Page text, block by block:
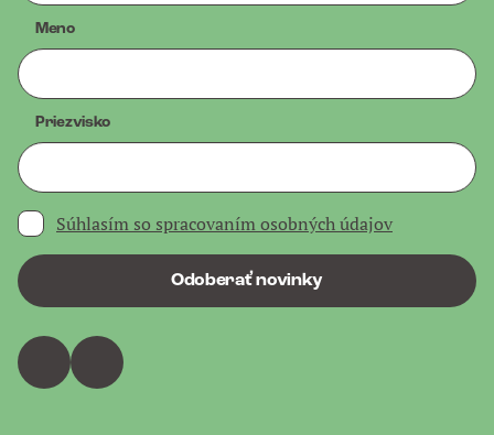
Meno
Priezvisko
Súhlasím so spracovaním osobných údajov
Odoberať novinky